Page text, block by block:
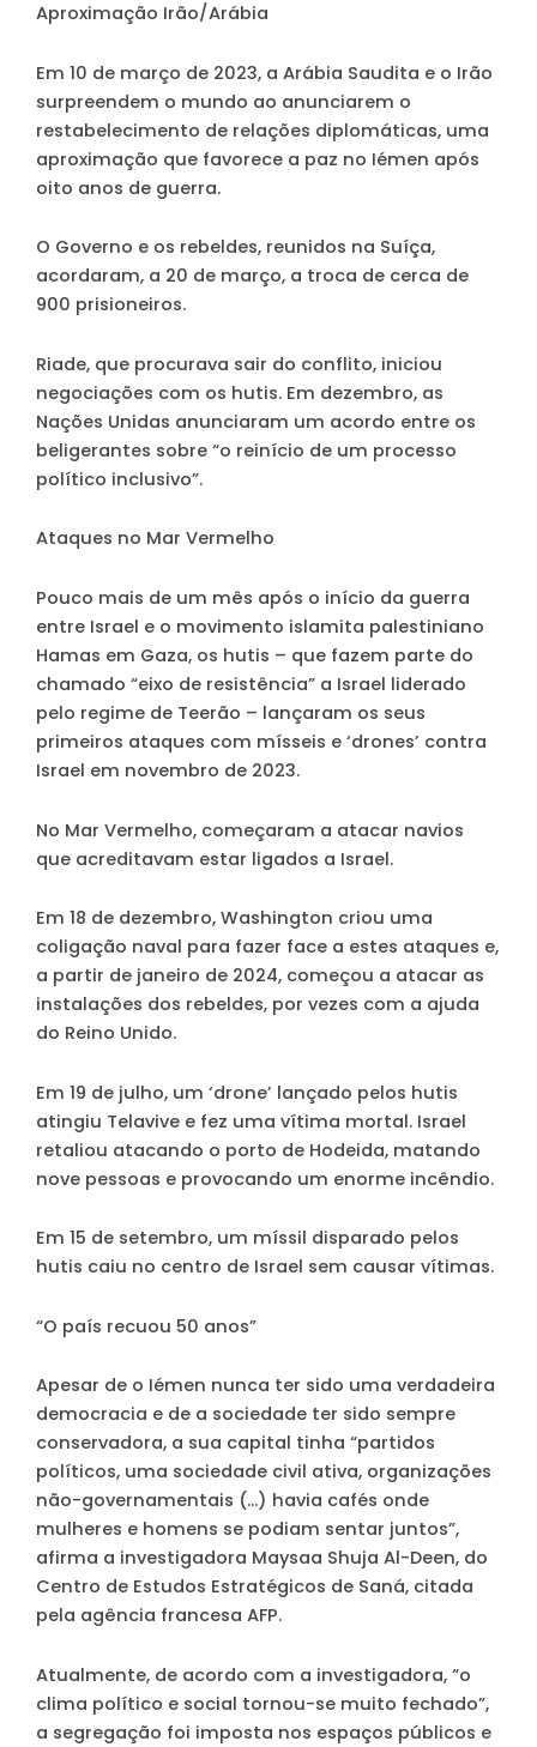
Aproximação Irão/Arábia
Em 10 de março de 2023, a Arábia Saudita e o Irão
surpreendem o mundo ao anunciarem o
restabelecimento de relações diplomáticas, uma
aproximação que favorece a paz no Iémen após
oito anos de guerra.
O Governo e os rebeldes, reunidos na Suíça,
acordaram, a 20 de março, a troca de cerca de
900 prisioneiros.
Riade, que procurava sair do conflito, iniciou
negociações com os hutis. Em dezembro, as
Nações Unidas anunciaram um acordo entre os
beligerantes sobre “o reinício de um processo
político inclusivo”.
Ataques no Mar Vermelho
Pouco mais de um mês após o início da guerra
entre Israel e o movimento islamita palestiniano
Hamas em Gaza, os hutis – que fazem parte do
chamado “eixo de resistência” a Israel liderado
pelo regime de Teerão – lançaram os seus
primeiros ataques com mísseis e ‘drones’ contra
Israel em novembro de 2023.
No Mar Vermelho, começaram a atacar navios
que acreditavam estar ligados a Israel.
Em 18 de dezembro, Washington criou uma
coligação naval para fazer face a estes ataques e,
a partir de janeiro de 2024, começou a atacar as
instalações dos rebeldes, por vezes com a ajuda
do Reino Unido.
Em 19 de julho, um ‘drone’ lançado pelos hutis
atingiu Telavive e fez uma vítima mortal. Israel
retaliou atacando o porto de Hodeida, matando
nove pessoas e provocando um enorme incêndio.
Em 15 de setembro, um míssil disparado pelos
hutis caiu no centro de Israel sem causar vítimas.
“O país recuou 50 anos”
Apesar de o Iémen nunca ter sido uma verdadeira
democracia e de a sociedade ter sido sempre
conservadora, a sua capital tinha “partidos
políticos, uma sociedade civil ativa, organizações
não-governamentais (…) havia cafés onde
mulheres e homens se podiam sentar juntos”,
afirma a investigadora Maysaa Shuja Al-Deen, do
Centro de Estudos Estratégicos de Saná, citada
pela agência francesa AFP.
Atualmente, de acordo com a investigadora, “o
clima político e social tornou-se muito fechado”,
a segregação foi imposta nos espaços públicos e